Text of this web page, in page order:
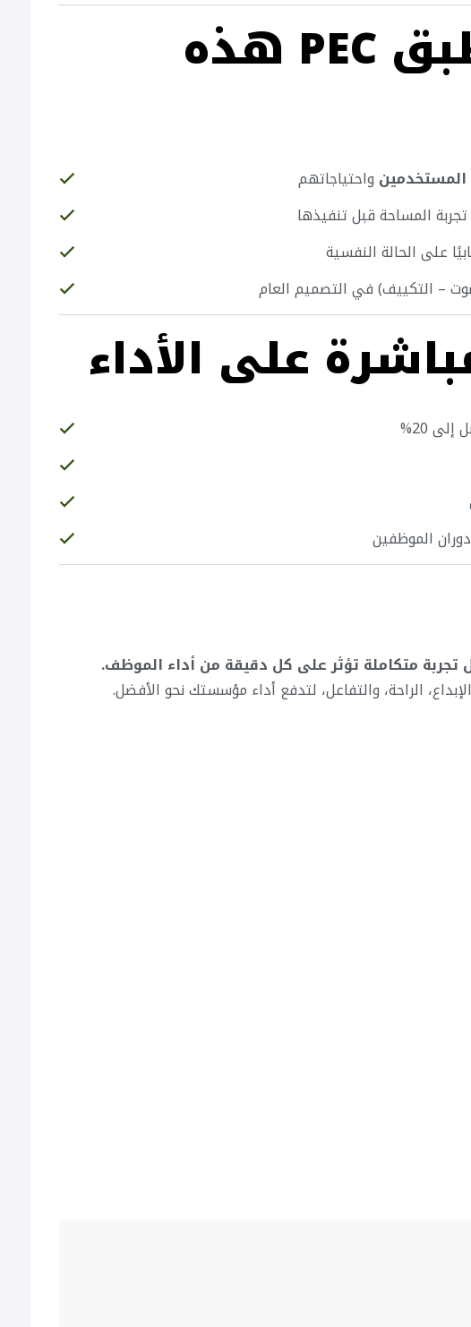
كيف تطبق PEC هذه
واحتياجاتهم
تجربة المساحة قبل تنفيذها
على الحالة النفسية
– التكييف) في التصميم العام
على الأداء
20%
الموظفين
تجربة متكاملة تؤثر على كل دقيقة من أداء الموظف.